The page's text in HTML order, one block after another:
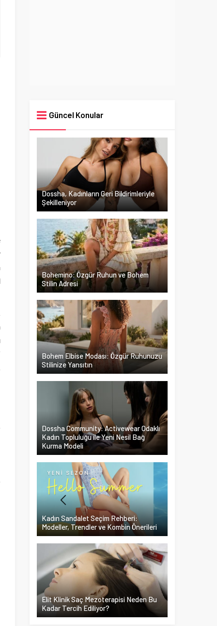
Güncel Konular
Dossha, Kadınların Geri Bildirimleriyle
Şekilleniyor
Bohemino: Özgür Ruhun ve Bohem
Stilin Adresi
Bohem Elbise Modası: Özgür Ruhunuzu
Stilinize Yansıtın
Dossha Community: Activewear Odaklı
Kadın Topluluğu ile Yeni Nesil Bağ
Kurma Modeli
Kadın Sandalet Seçim Rehberi:
Modeller, Trendler ve Kombin Önerileri
Elit Klinik Saç Mezoterapisi Neden Bu
Kadar Tercih Ediliyor?